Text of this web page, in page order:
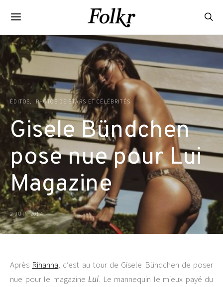
ÉDITOS PHOTOS DE STARS ET CÉLÉBRITÉS
Gisele Bündchen
pose nue pour Lui
Magazine
2 JUIN 2014
Après Rihanna, c’est au tour de Gisele Bündchen de poser
nue pour le magazine Lui. Le mannequin le mieux payé du